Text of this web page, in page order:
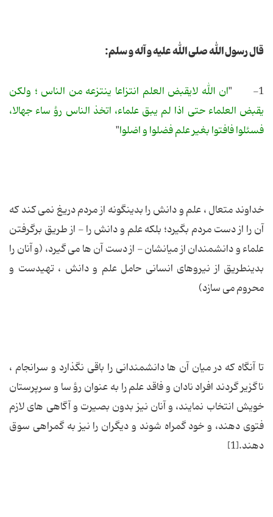
قال رسول الله صلی الله علیه و آله و سلم:
1- "
ان الله لایقبض العلم انتزاعا ینتزعه من الناس ؛ ولكن
یقبض العلماء حتى اذا لم یبق علماء، اتخذ الناس رؤ ساء جهالا،
فسئلوا فافتوا بغیر علم فضلوا و اضلوا"
خداوند متعال ، علم و دانش را بدینگونه از مردم دریغ نمى كند كه
آن را از دست مردم بگیرد؛ بلكه علم و دانش را - از طریق برگرفتن
علماء و دانشمندان از میانشان - از دست آن ها مى گیرد، (و آنان را
بدینطریق از نیروهاى انسانى حامل علم و دانش ، تهیدست و
محروم مى سازد)
تا آنگاه كه در میان آن ها دانشمندانى را باقى نگذارد و سرانجام ،
ناگزیر گردند افراد نادان و فاقد علم را به عنوان رؤ سا و سرپرستان
خویش انتخاب نمایند، و آنان نیز بدون بصیرت و آگاهى هاى لازم
فتوى دهند، و خود گمراه شوند و دیگران را نیز به گمراهى سوق
دهند.[1]